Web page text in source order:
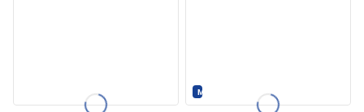
Maloja - PEC POD SNĚŽKOU